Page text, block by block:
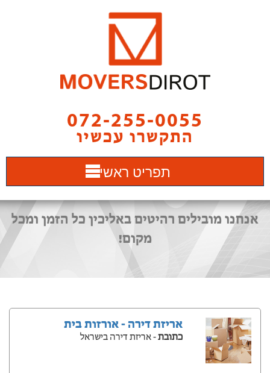
072-255-0055
התקשרו עכשיו
תפריט ראשי
אנחנו מובילים רהיטים באליכין כל הזמן ומכל
מקום!
אריזת דירה - אורזות בית
כתובת- אריזת דירה בישראל